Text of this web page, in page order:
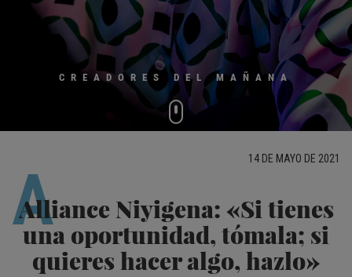
CREADORES DEL MAÑANA
14 DE MAYO DE 2021
A
Alliance Niyigena: «Si tienes
una oportunidad, tómala; si
quieres hacer algo, hazlo»